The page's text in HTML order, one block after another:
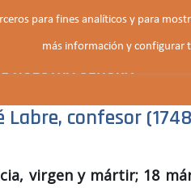
Labre, confesor
virgen y mártir; 18
para fines analíticos y para
más información y configurar